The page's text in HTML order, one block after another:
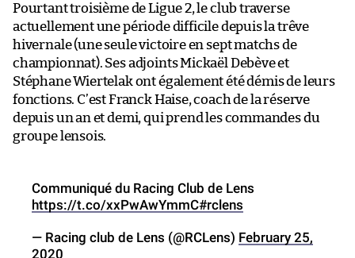
Pourtant troisième de Ligue 2, le club traverse
actuellement une période difficile depuis la trêve
hivernale (une seule victoire en sept matchs de
championnat). Ses adjoints Mickaël Debève et
Stéphane Wiertelak ont également été démis de leurs
fonctions. C’est Franck Haise, coach de la réserve
depuis un an et demi, qui prend les commandes du
groupe lensois.
Communiqué du Racing Club de Lens
https://t.co/xxPwAwYmmC#rclens
— Racing club de Lens (@RCLens) February 25,
2020